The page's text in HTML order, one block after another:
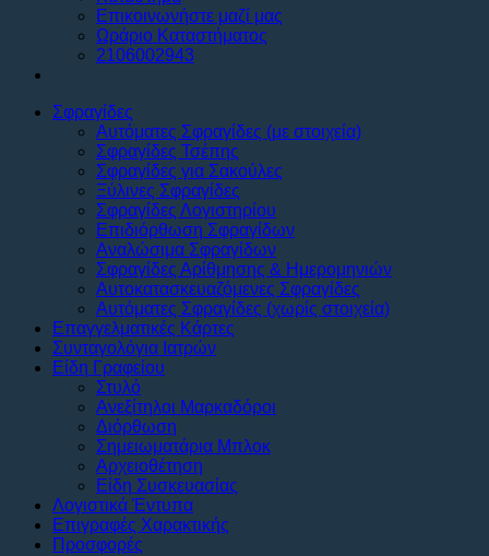
Επικοινωνήστε μαζί μας
Ωράριο Καταστήματος
2106002943
Σφραγίδες
Αυτόματες Σφραγίδες (με στοιχεία)
Σφραγίδες Τσέπης
Σφραγίδες για Σακούλες
Ξύλινες Σφραγίδες
Σφραγίδες Λογιστηρίου
Επιδιόρθωση Σφραγίδων
Αναλώσιμα Σφραγίδων
Σφραγίδες Αρίθμησης & Ημερομηνιών
Αυτοκατασκευαζόμενες Σφραγίδες
Αυτόματες Σφραγίδες (χωρίς στοιχεία)
Επαγγελματικές Κάρτες
Συνταγολόγια Ιατρών
Είδη Γραφείου
Στυλό
Ανεξίτηλοι Μαρκαδόροι
Διόρθωση
Σημειωματάρια Μπλοκ
Αρχειοθέτηση
Είδη Συσκευασίας
Λογιστικά Έντυπα
Επιγραφές Χαρακτικής
Προσφορές